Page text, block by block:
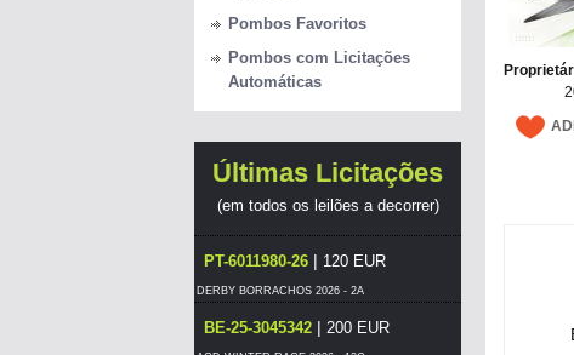
Pombos Favoritos
Pombos com Licitações
Automáticas
Últimas Licitações
(em todos os leilões a decorrer)
PT-6011980-26 | 120 EUR
DERBY BORRACHOS 2026 - 2A
BE-25-3045342 | 200 EUR